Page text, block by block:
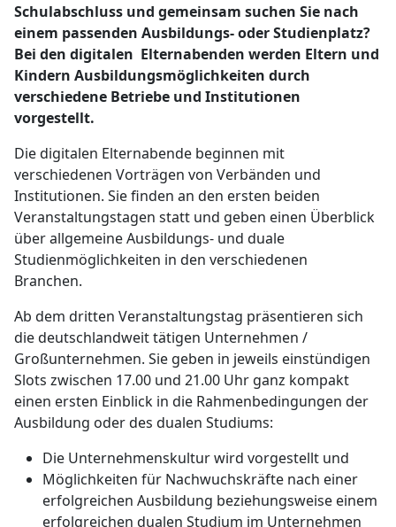
Schulabschluss und gemeinsam suchen Sie nach
einem passenden Ausbildungs- oder Studienplatz?
Bei den digitalen Elternabenden werden Eltern und
Kindern Ausbildungsmöglichkeiten durch
verschiedene Betriebe und Institutionen
vorgestellt.
Die digitalen Elternabende beginnen mit
verschiedenen Vorträgen von Verbänden und
Institutionen. Sie finden an den ersten beiden
Veranstaltungstagen statt und geben einen Überblick
über allgemeine Ausbildungs- und duale
Studienmöglichkeiten in den verschiedenen
Branchen.
Ab dem dritten Veranstaltungstag präsentieren sich
die deutschlandweit tätigen Unternehmen /
Großunternehmen. Sie geben in jeweils einstündigen
Slots zwischen 17.00 und 21.00 Uhr ganz kompakt
einen ersten Einblick in die Rahmenbedingungen der
Ausbildung oder des dualen Studiums:
Die Unternehmenskultur wird vorgestellt und
Möglichkeiten für Nachwuchskräfte nach einer
erfolgreichen Ausbildung beziehungsweise einem
erfolgreichen dualen Studium im Unternehmen